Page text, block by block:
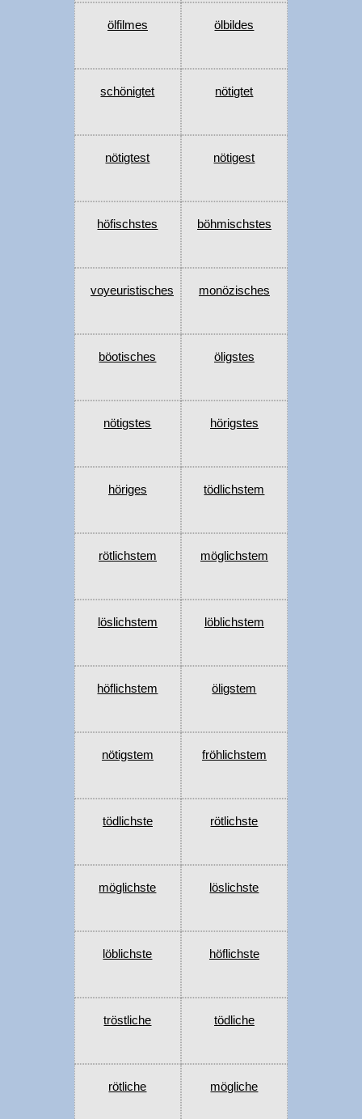
ölfilmes ölbildes
schönigtet nötigtet
nötigtest nötigest
höfischstes böhmischstes
voyeuristisches monözisches
böotisches öligstes
nötigstes hörigstes
höriges tödlichstem
rötlichstem möglichstem
löslichstem löblichstem
höflichstem öligstem
nötigstem fröhlichstem
tödlichste rötlichste
möglichste löslichste
löblichste höflichste
tröstliche tödliche
rötliche mögliche